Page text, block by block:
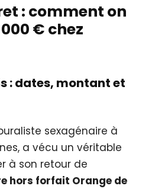
: comment on
€ chez
: dates, montant et
sexagénaire à
a vécu un véritable
à son retour de
hors forfait Orange de